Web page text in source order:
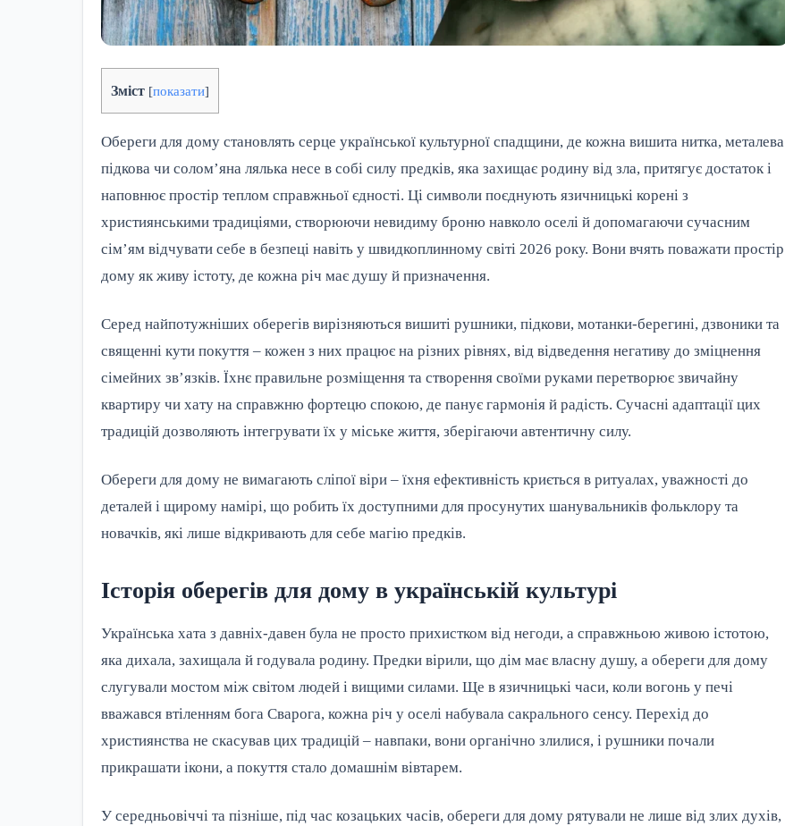
Зміст [показати]
Обереги для дому становлять серце української культурної спадщини, де кожна вишита нитка, металева
підкова чи солом’яна лялька несе в собі силу предків, яка захищає родину від зла, притягує достаток і
наповнює простір теплом справжньої єдності. Ці символи поєднують язичницькі корені з
християнськими традиціями, створюючи невидиму броню навколо оселі й допомагаючи сучасним
сім’ям відчувати себе в безпеці навіть у швидкоплинному світі 2026 року. Вони вчять поважати простір
дому як живу істоту, де кожна річ має душу й призначення.
Серед найпотужніших оберегів вирізняються вишиті рушники, підкови, мотанки-берегині, дзвоники та
священні кути покуття – кожен з них працює на різних рівнях, від відведення негативу до зміцнення
сімейних зв’язків. Їхнє правильне розміщення та створення своїми руками перетворює звичайну
квартиру чи хату на справжню фортецю спокою, де панує гармонія й радість. Сучасні адаптації цих
традицій дозволяють інтегрувати їх у міське життя, зберігаючи автентичну силу.
Обереги для дому не вимагають сліпої віри – їхня ефективність криється в ритуалах, уважності до
деталей і щирому намірі, що робить їх доступними для просунутих шанувальників фольклору та
новачків, які лише відкривають для себе магію предків.
Історія оберегів для дому в українській культурі
Українська хата з давніх-давен була не просто прихистком від негоди, а справжньою живою істотою,
яка дихала, захищала й годувала родину. Предки вірили, що дім має власну душу, а обереги для дому
слугували мостом між світом людей і вищими силами. Ще в язичницькі часи, коли вогонь у печі
вважався втіленням бога Сварога, кожна річ у оселі набувала сакрального сенсу. Перехід до
християнства не скасував цих традицій – навпаки, вони органічно злилися, і рушники почали
прикрашати ікони, а покуття стало домашнім вівтарем.
У середньовіччі та пізніше, під час козацьких часів, обереги для дому рятували не лише від злих духів,